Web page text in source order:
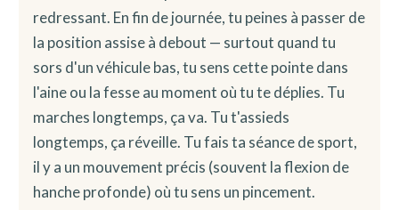
redressant. En fin de journée, tu peines à passer de
la position assise à debout — surtout quand tu
sors d'un véhicule bas, tu sens cette pointe dans
l'aine ou la fesse au moment où tu te déplies. Tu
marches longtemps, ça va. Tu t'assieds
longtemps, ça réveille. Tu fais ta séance de sport,
il y a un mouvement précis (souvent la flexion de
hanche profonde) où tu sens un pincement.